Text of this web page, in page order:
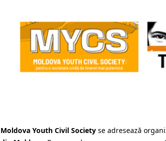
Moldova Youth Civil Society se adresează